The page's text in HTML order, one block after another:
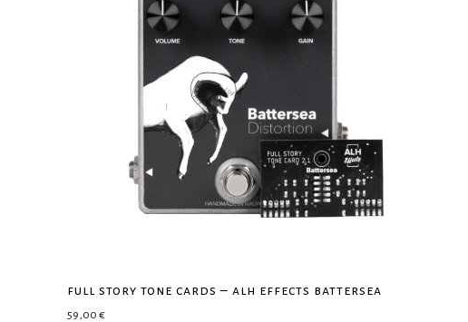
full story tone cards – alh effects battersea
59,00 €